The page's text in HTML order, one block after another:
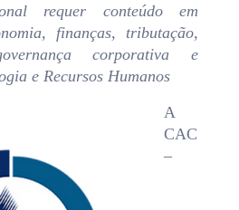
requer conteúdo em
finanças, tributação,
corporativa e
e Recursos Humanos
A
CAC
–